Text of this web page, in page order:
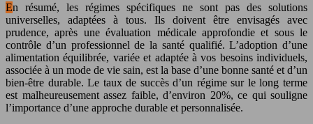
En résumé, les régimes spécifiques ne sont pas des solutions
universelles, adaptées à tous. Ils doivent être envisagés avec
prudence, après une évaluation médicale approfondie et sous le
contrôle d’un professionnel de la santé qualifié. L’adoption d’une
alimentation équilibrée, variée et adaptée à vos besoins individuels,
associée à un mode de vie sain, est la base d’une bonne santé et d’un
bien-être durable. Le taux de succès d’un régime sur le long terme
est malheureusement assez faible, d’environ 20%, ce qui souligne
l’importance d’une approche durable et personnalisée.